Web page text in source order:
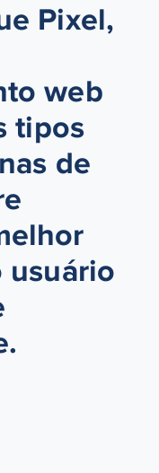
Pixel,
web
tipos
de
usuário